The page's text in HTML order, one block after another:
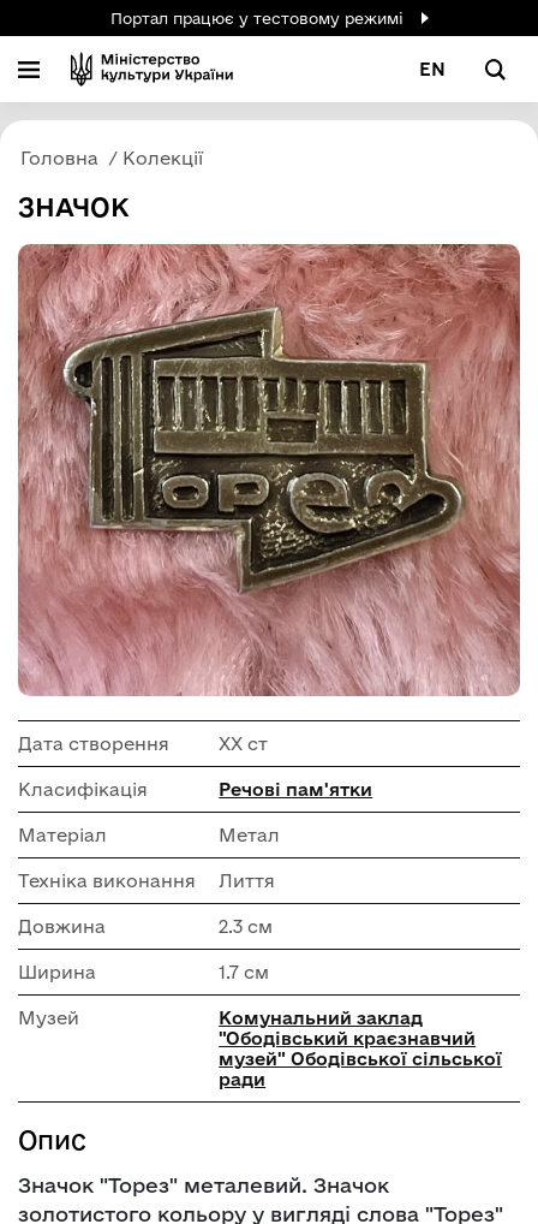
Портал працює у тестовому режимі
EN
Головна Колекції
ЗНАЧОК
Дата створення ХХ ст
Класифікація Речові пам'ятки
Матеріал Метал
Техніка виконання Лиття
Довжина 2.3 см
Ширина 1.7 см
Музей
Комунальний заклад
"Ободівський краєзнавчий
музей" Ободівської сільської
ради
Опис
Значок "Торез" металевий. Значок
золотистого кольору у вигляді слова "Торез"